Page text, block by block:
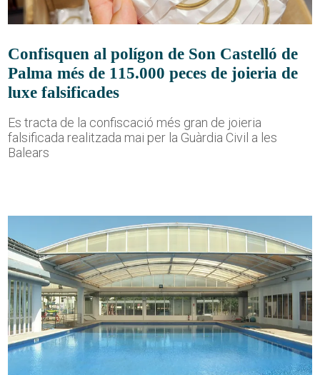
Confisquen al polígon de Son Castelló de
Palma més de 115.000 peces de joieria de
luxe falsificades
Es tracta de la confiscació més gran de joieria
falsificada realitzada mai per la Guàrdia Civil a les
Balears